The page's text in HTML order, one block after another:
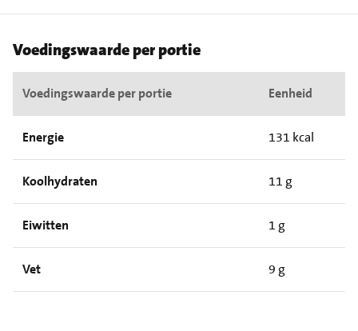
Voedingswaarde per portie
Voedingswaarde per portie Eenheid
Energie 131 kcal
Koolhydraten 11 g
Eiwitten 1 g
Vet 9 g